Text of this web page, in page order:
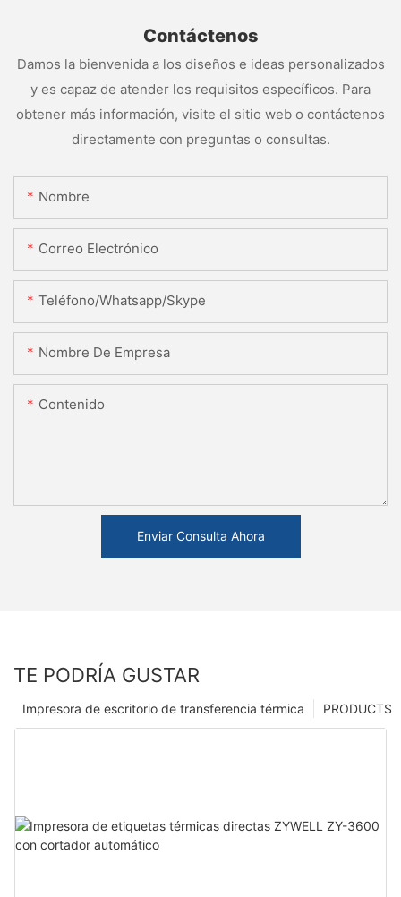
Contáctenos
Damos la bienvenida a los diseños e ideas personalizados
y es capaz de atender los requisitos específicos. Para
obtener más información, visite el sitio web o contáctenos
directamente con preguntas o consultas.
Nombre
Correo Electrónico
Teléfono/whatsapp/skype
Nombre De Empresa
Contenido
Enviar Consulta Ahora
TE PODRÍA GUSTAR
PRODUCTS
Impresora de escritorio de transferencia térmica